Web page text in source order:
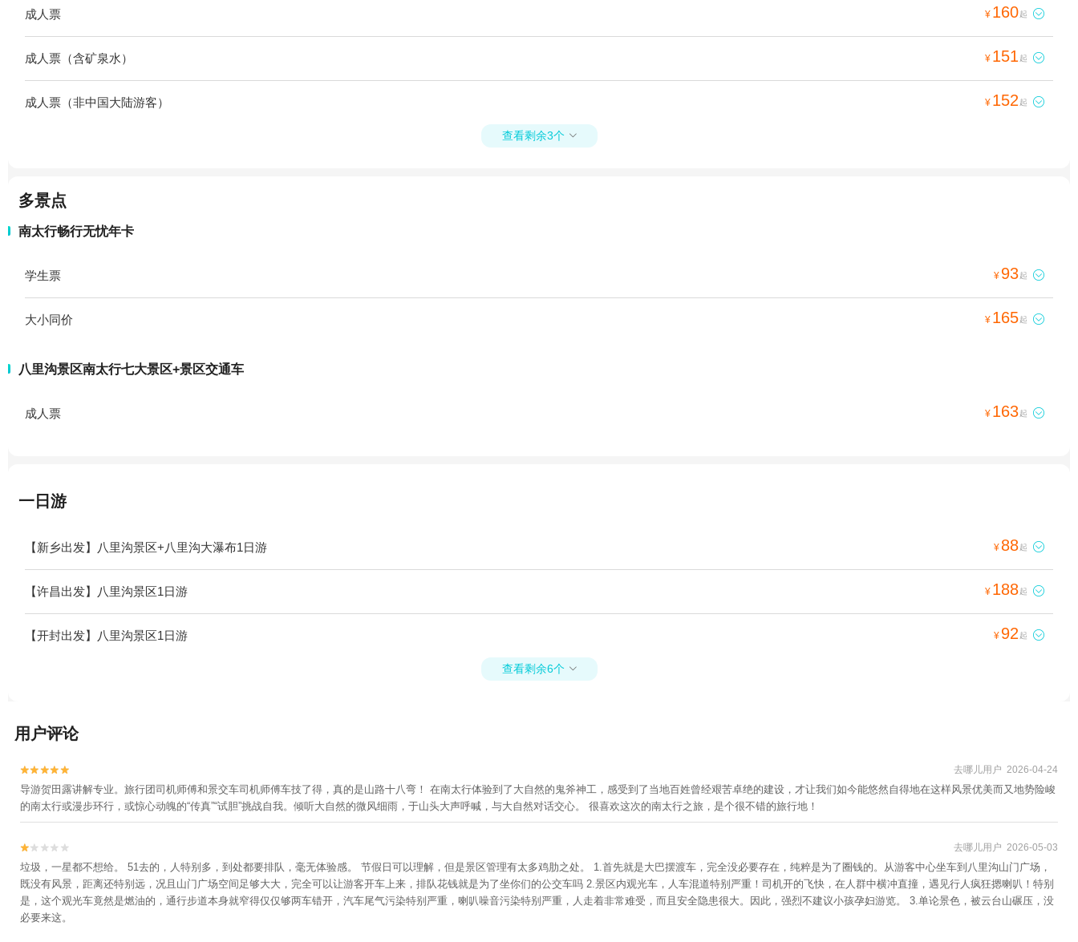
成人票 ¥ 160起 
成人票（含矿泉水） ¥ 151 起 
成人票（非中国大陆游客） ¥ 152 起 
查看剩余3个 
多景点
南太行畅行无忧年卡
学生票 ¥ 93起 
大小同价 ¥ 165起 
八里沟景区南太行七大景区+景区交通车
成人票 ¥ 163起 
一日游
【新乡出发】八里沟景区+八里沟大瀑布1日游 ¥ 88起 
【许昌出发】八里沟景区1日游 ¥ 188起 
【开封出发】八里沟景区1日游 ¥ 92 起 
查看剩余6个 
用户评论

 去哪儿用户 2026-04-24
导游贺田露讲解专业。旅行团司机师傅和景交车司机师傅车技了得，真的是山路十八弯！ 在南太行体验到了大自然的鬼斧神工，感受到了当地百姓曾经艰苦卓绝的建设，才让我们如今能悠然自得地在这样风景优美而又地势险峻
的南太行或漫步环行，或惊心动魄的“传真”“试胆”挑战自我。倾听大自然的微风细雨，于山头大声呼喊，与大自然对话交心。 很喜欢这次的南太行之旅，是个很不错的旅行地！

 去哪儿用户 2026-05-03
垃圾，一星都不想给。 51去的，人特别多，到处都要排队，毫无体验感。 节假日可以理解，但是景区管理有太多鸡肋之处。 1.首先就是大巴摆渡车，完全没必要存在，纯粹是为了圈钱的。从游客中心坐车到八里沟山门广场，
既没有风景，距离还特别远，况且山门广场空间足够大大，完全可以让游客开车上来，排队花钱就是为了坐你们的公交车吗 2.景区内观光车，人车混道特别严重！司机开的飞快，在人群中横冲直撞，遇见行人疯狂摁喇叭！特别
是，这个观光车竟然是燃油的，通行步道本身就窄得仅仅够两车错开，汽车尾气污染特别严重，喇叭噪音污染特别严重，人走着非常难受，而且安全隐患很大。因此，强烈不建议小孩孕妇游览。 3.单论景色，被云台山碾压，没
必要来这。